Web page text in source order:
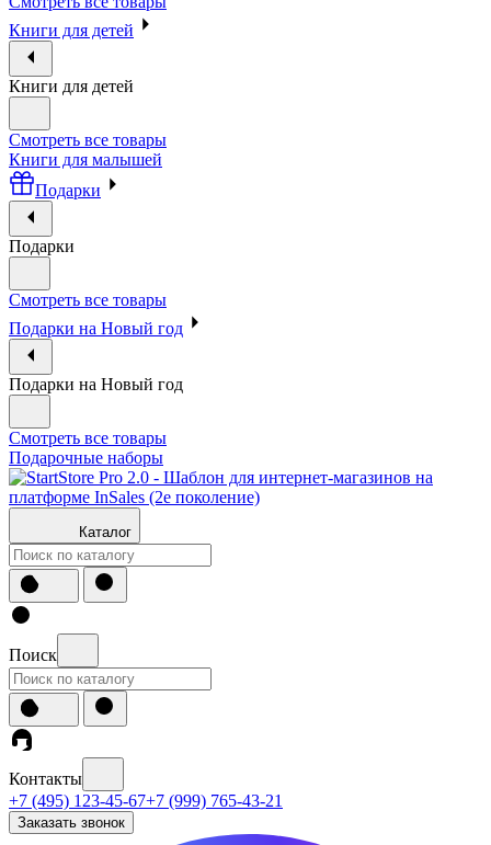
Книги для детей
Книги для детей
Смотреть все товары
Книги для малышей
Подарки
Подарки
Смотреть все товары
Подарки на Новый год
Подарки на Новый год
Смотреть все товары
Подарочные наборы
Каталог
Поиск
Контакты
+7 (495) 123-45-67+7 (999) 765-43-21
Заказать звонок